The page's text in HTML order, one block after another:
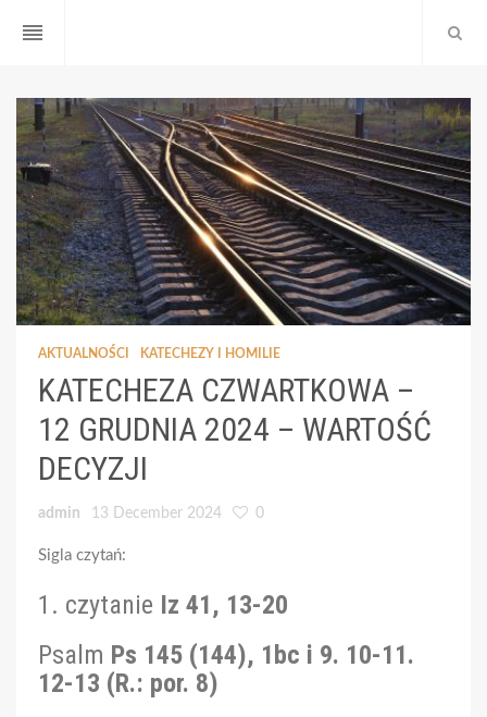
reorder
AKTUALNOŚCI KATECHEZY I HOMILIE
KATECHEZA CZWARTKOWA –
12 GRUDNIA 2024 – WARTOŚĆ
DECYZJI
admin 13 December 2024 0
Sigla czytań:
1. czytanie Iz 41, 13-20
Psalm Ps 145 (144), 1bc i 9. 10-11.
12-13 (R.: por. 8)